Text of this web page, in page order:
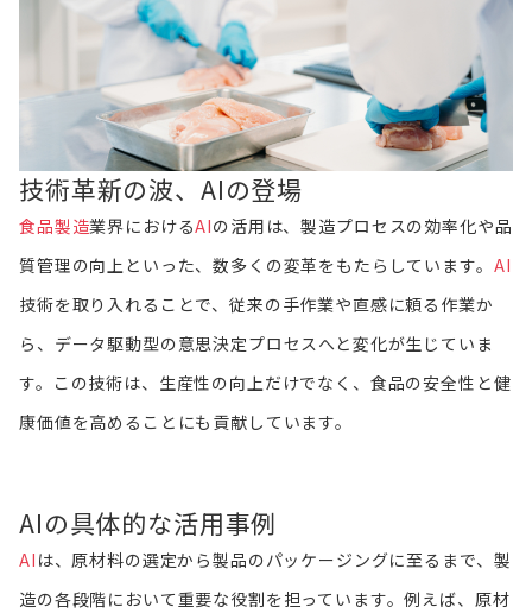
技術革新の波、AIの登場
食品製造業界におけるAIの活用は、製造プロセスの効率化や品
質管理の向上といった、数多くの変革をもたらしています。 AI
技術を取り入れることで、従来の手作業や直感に頼る作業か
ら、データ駆動型の意思決定プロセスへと変化が生じていま
す。この技術は、生産性の向上だけでなく、食品の安全性と健
康価値を高めることにも貢献しています。
AIの具体的な活用事例
AI は、原材料の選定から製品のパッケージングに至るまで、製
造の各段階において重要な役割を担っています。例えば、原材